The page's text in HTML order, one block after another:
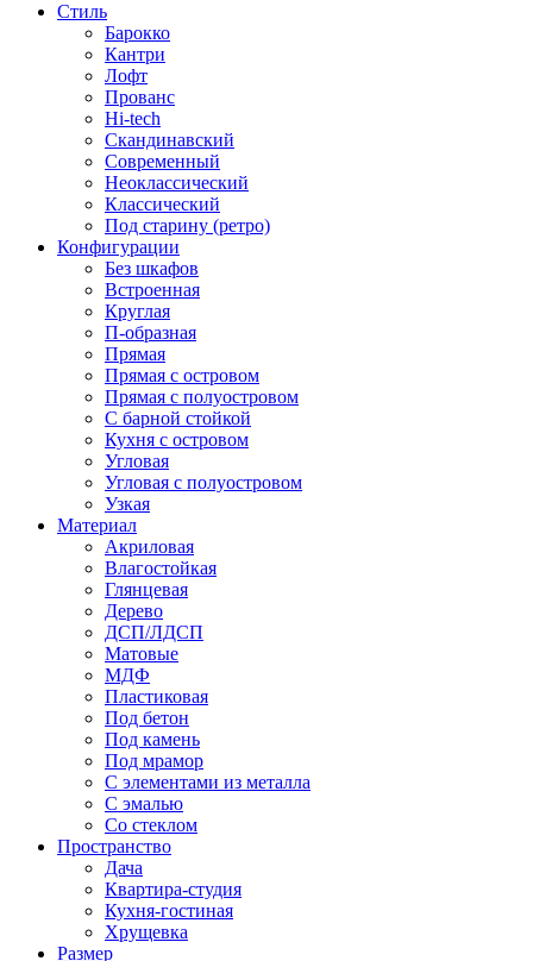
Стиль
Барокко
Кантри
Лофт
Прованс
Hi-tech
Скандинавский
Современный
Неоклассический
Классический
Под старину (ретро)
Конфигурации
Без шкафов
Встроенная
Круглая
П-образная
Прямая
Прямая с островом
Прямая с полуостровом
С барной стойкой
Кухня с островом
Угловая
Угловая с полуостровом
Узкая
Материал
Акриловая
Влагостойкая
Глянцевая
Дерево
ДСП/ЛДСП
Матовые
МДФ
Пластиковая
Под бетон
Под камень
Под мрамор
С элементами из металла
С эмалью
Со стеклом
Пространство
Дача
Квартира-студия
Кухня-гостиная
Хрущевка
Размер